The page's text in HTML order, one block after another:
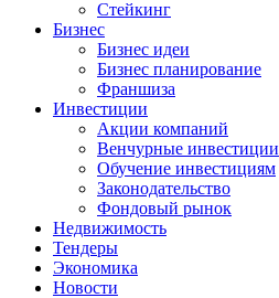
Стейкинг
Бизнес
Бизнес идеи
Бизнес планирование
Франшиза
Инвестиции
Акции компаний
Венчурные инвестиции
Обучение инвестициям
Законодательство
Фондовый рынок
Недвижимость
Тендеры
Экономика
Новости